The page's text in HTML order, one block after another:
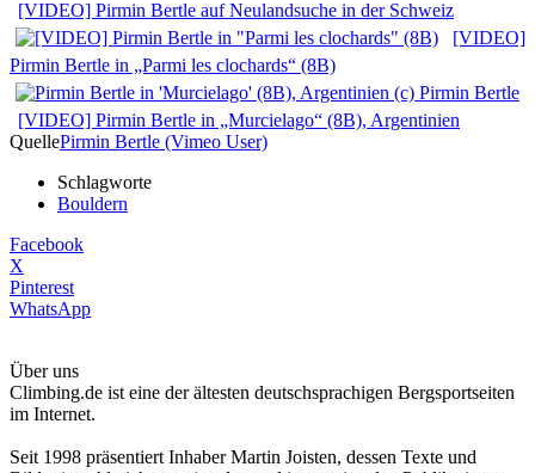
[VIDEO] Pirmin Bertle auf Neulandsuche in der Schweiz
[VIDEO]
Pirmin Bertle in „Parmi les clochards“ (8B)
[VIDEO] Pirmin Bertle in „Murcielago“ (8B), Argentinien
QuellePirmin Bertle (Vimeo User)
Schlagworte
Bouldern
Facebook
X
Pinterest
WhatsApp
Über uns
Climbing.de ist eine der ältesten deutschsprachigen Bergsportseiten
im Internet.
Seit 1998 präsentiert Inhaber Martin Joisten, dessen Texte und